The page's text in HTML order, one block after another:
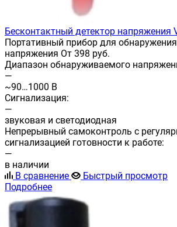
Бесконтактный детектор напряжения
Портативный прибор для
напряжения От 398 руб.
Диапазон обнаруживаемого
—
~90…1000 В
Сигнализация:
—
звуковая и светодиодная
Непрерывный самоконтроль с
сигнализацией готовности к работе:
—
в наличии
В сравнение
Быстрый просмотр
Подробнее